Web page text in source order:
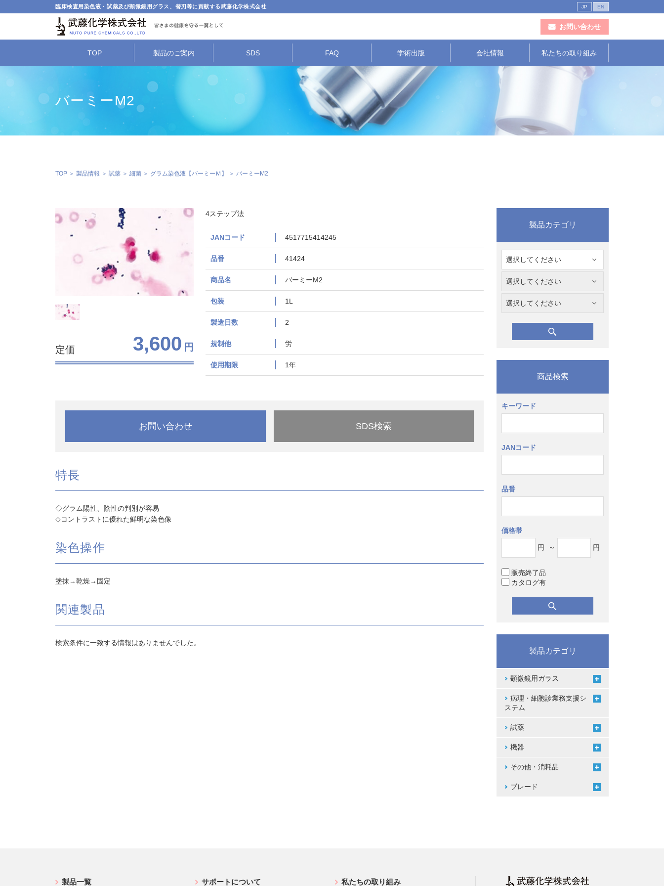
臨床検査用染色液・試薬及び顕微鏡用グラス、替刃等に貢献する武藤化学株式会社 JP EN
お問い合わせ
TOP 製品のご案内 SDS FAQ 学術出版 会社情報 私たちの取り組み
バーミーM2
TOP ＞ 製品情報 ＞ 試薬 ＞ 細菌 ＞ グラム染色液【バーミーＭ】 ＞ バーミーM2
定価 3,600 円
4ステップ法
JANコード 4517715414245
品番 41424
商品名 バーミーM2
包装 1L
製造日数 2
規制他 労
使用期限 1年
お問い合わせ SDS検索
特長
◇グラム陽性、陰性の判別が容易
◇コントラストに優れた鮮明な染色像
染色操作
塗抹→乾燥→固定
関連製品
検索条件に一致する情報はありませんでした。
製品カテゴリ
商品検索
キーワード
JANコード
品番
価格帯
円 ～ 円
販売終了品
カタログ有
製品カテゴリ
顕微鏡用ガラス
病理・細胞診業務支援シ
ステム
試薬
機器
その他・消耗品
ブレード
製品一覧 サポートについて 私たちの取り組み